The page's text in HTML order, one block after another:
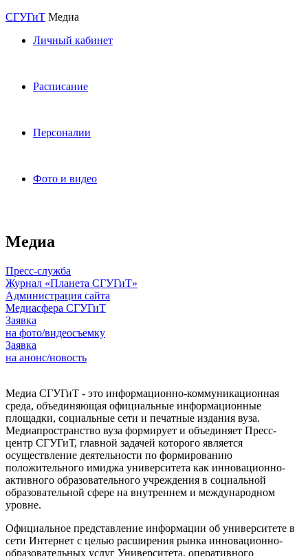
СГУГиТ Медиа
Личный кабинет
Расписание
Персоналии
Фото и видео
Медиа
Пресс-служба
Журнал «Планета СГУГиТ»
Администрация сайта
Медиасфера СГУГиТ
Заявка
на фото/видеосъемку
Заявка
на анонс/новость
Медиа СГУГиТ - это информационно-коммуникационная
среда, объединяющая официальные информационные
площадки, социальные сети и печатные издания вуза.
Медиапространство вуза формирует и объединяет Пресс-
центр СГУГиТ, главной задачей которого является
осуществление деятельности по формированию
положительного имиджа университета как инновационно-
активного образовательного учреждения в социальной
образовательной сфере на внутреннем и международном
уровне.
Официальное представление информации об университете в
сети Интернет с целью расширения рынка инновационно-
образовательных услуг Университета, оперативного